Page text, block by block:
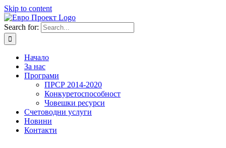
Skip to content
Search for:
Начало
За нас
Програми
ПРСР 2014-2020
Конкуретоспособност
Човешки ресурси
Счетоводни услуги
Новини
Контакти